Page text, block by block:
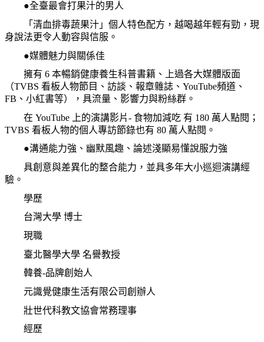
●全臺最會打果汁的男人
「清血排毒蔬果汁」個人特色配方，越喝越年輕有勁，現
身說法更令人動容與信服。
●媒體魅力與關係佳
擁有 6 本暢銷健康養生科普書籍、上過各大媒體版面
（TVBS 看板人物節目、訪談、報章雜誌、YouTube頻道、
FB、小紅書等）
，具流量、影響力與粉絲群。
在 YouTube 上的演講影片- 食物加減吃 有 180 萬人點閱；
TVBS 看板人物的個人專訪節錄也有 80 萬人點閱。
●溝通能力強、幽默風趣、論述淺顯易懂說服力強
具創意與差異化的整合能力，並具多年大小巡迴演講經
驗。
學歷
台灣大學 博士
現職
臺北醫學大學 名譽教授
韓養-品牌創始人
元識覺健康生活有限公司創辦人
壯世代科教文協會常務理事
經歷